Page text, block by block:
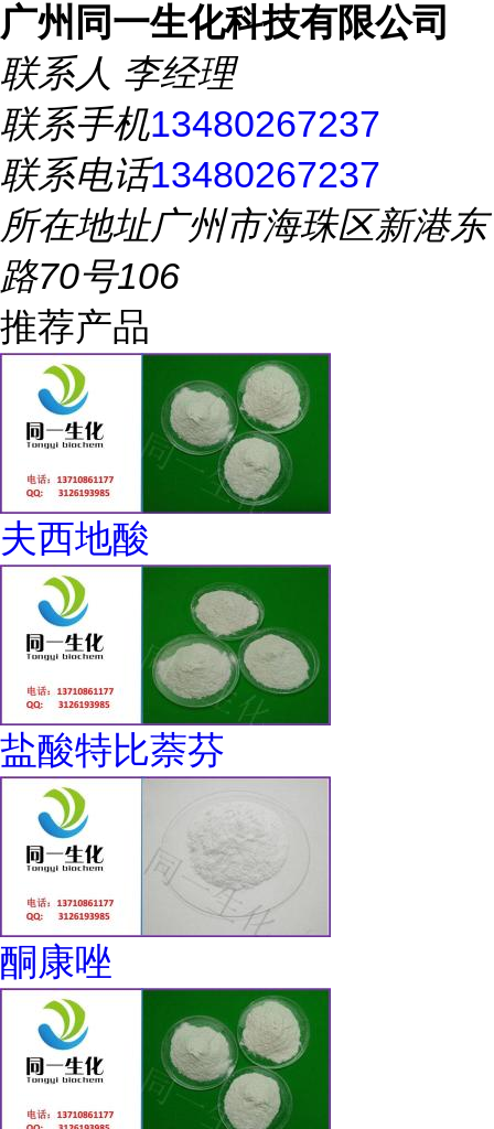
广州同一生化科技有限公司
联系人 李经理
联系手机13480267237
联系电话13480267237
所在地址广州市海珠区新港东
路70号106
推荐产品
夫西地酸
盐酸特比萘芬
酮康唑